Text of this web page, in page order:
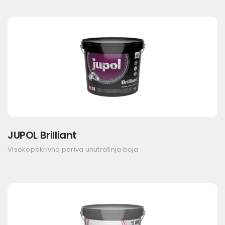
JUPOL Brilliant
Visokopokrivna periva unutrašnja boja